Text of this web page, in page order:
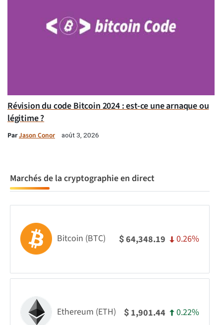
Révision du code Bitcoin 2024 : est-ce une arnaque ou
légitime ?
ParJason Conor août 3, 2026
Marchés de la cryptographie en direct
Bitcoin (BTC) $64,348.19 0.26%
Ethereum (ETH) $ 1,901.44 0.22%